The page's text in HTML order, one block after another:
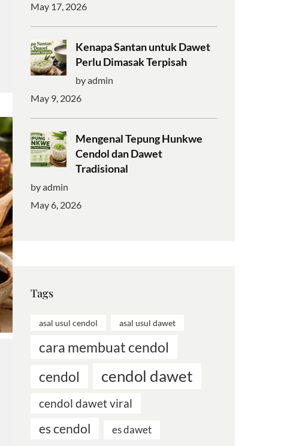
May 17, 2026
Kenapa Santan untuk Dawet
Perlu Dimasak Terpisah
by admin
May 9, 2026
Mengenal Tepung Hunkwe
Cendol dan Dawet
Tradisional
by admin
May 6, 2026
Tags
asal usul cendol asal usul dawet
cara membuat cendol
cendol cendol dawet
cendol dawet viral
es cendol es dawet